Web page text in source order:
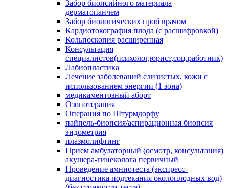
Забор биопсийного материала
дерматопанчем
Забор биологических проб врачом
Кардиотокография плода (с расшифровкой)
Кольпоскопия расширенная
Консультация
специалистов(психолог,юрист,соц.работник)
Лабиопластика
Лечение заболеваний слизистых, кожи с
использованием энергии (1 зона)
медикаментозный аборт
Озонотерапия
Операция по Штурмдорфу
пайпель-биопсия/аспирационная биопсия
эндометрия
плазмолифтинг
Прием амбулаторный (осмотр, консультация)
акушера-гинеколога первичный
Проведение амниотеста (экспресс-
диагностика подтекания околоплодных вод)